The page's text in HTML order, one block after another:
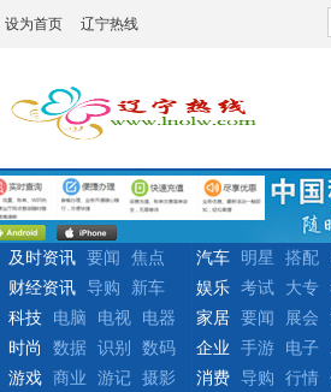
设为首页 辽宁热线
及时资讯 要闻
焦点
财经资讯
导购 新车
汽车 明星 搭配
娱乐
考试 大专
科技
电脑 电视
电器
时尚
数据 识别 数码
家居 要闻 展会
企业
手游 电子
游戏
商业 游记
摄影
消费 导购 行情